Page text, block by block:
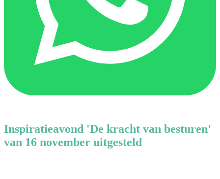
Inspiratieavond 'De kracht van besturen'
van 16 november uitgesteld